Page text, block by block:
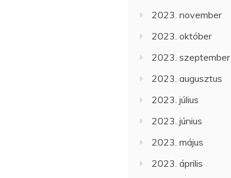
2023. november
2023. október
2023. szeptember
2023. augusztus
2023. július
2023. június
2023. május
2023. április